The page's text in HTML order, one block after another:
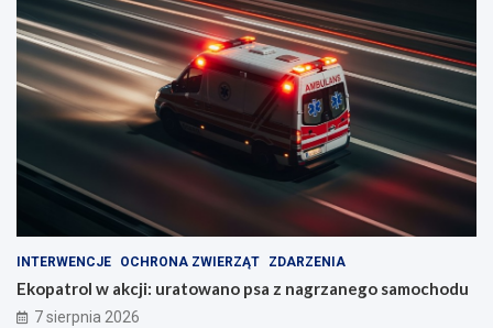
INTERWENCJE OCHRONA ZWIERZĄT ZDARZENIA
Ekopatrol w akcji: uratowano psa z nagrzanego samochodu
7 sierpnia 2026